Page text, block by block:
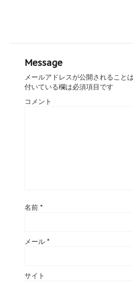
Message
メールアドレスが公開されること
付いている欄は必須項目です
コメント
名前 *
メール *
サイト